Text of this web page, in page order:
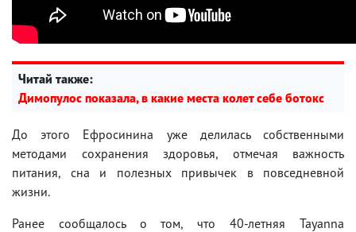
Читай также:
Димопулос показала, в какие места колет себе ботокс
До этого Ефросинина уже делилась собственными
методами сохранения здоровья, отмечая важность
питания, сна и полезных привычек в повседневной
жизни.
Ранее сообщалось о том, что 40-летняя Tayanna